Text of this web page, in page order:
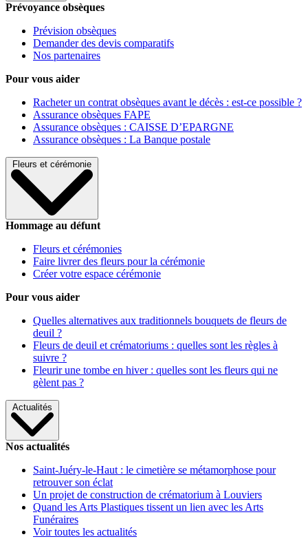
Prévoyance obsèques
Prévision obsèques
Demander des devis comparatifs
Nos partenaires
Pour vous aider
Racheter un contrat obsèques avant le décès : est-ce possible ?
Assurance obsèques FAPE
Assurance obsèques : CAISSE D’EPARGNE
Assurance obsèques : La Banque postale
Fleurs et cérémonie
Hommage au défunt
Fleurs et cérémonies
Faire livrer des fleurs pour la cérémonie
Créer votre espace cérémonie
Pour vous aider
Quelles alternatives aux traditionnels bouquets de fleurs de
deuil ?
Fleurs de deuil et crématoriums : quelles sont les règles à
suivre ?
Fleurir une tombe en hiver : quelles sont les fleurs qui ne
gèlent pas ?
Actualités
Nos actualités
Saint-Juéry-le-Haut : le cimetière se métamorphose pour
retrouver son éclat
Un projet de construction de crématorium à Louviers
Quand les Arts Plastiques tissent un lien avec les Arts
Funéraires
Voir toutes les actualités